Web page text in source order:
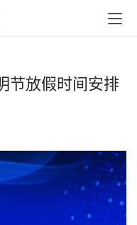
节放假时间安排